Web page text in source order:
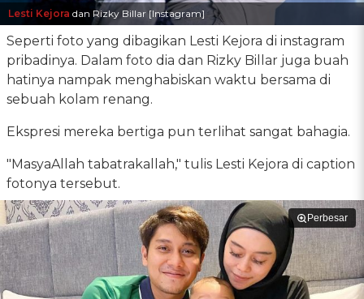
Lesti Kejora dan Rizky Billar [Instagram]
Seperti foto yang dibagikan Lesti Kejora di instagram
pribadinya. Dalam foto dia dan Rizky Billar juga buah
hatinya nampak menghabiskan waktu bersama di
sebuah kolam renang.
Ekspresi mereka bertiga pun terlihat sangat bahagia.
"MasyaAllah tabatrakallah," tulis Lesti Kejora di caption
fotonya tersebut.
Perbesar